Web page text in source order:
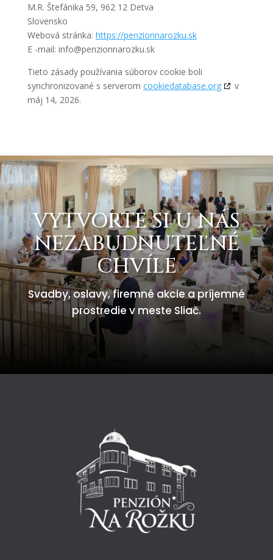
M.R. Štefánika 59, 962 12 Detva
Slovensko
Webová stránka: https://penzionnarozku.sk
E -mail: info@penzionnarozku.sk
Tieto zásady používania súborov cookie boli
synchronizované s serverom cookiedatabase.org
v
máj 14, 2026.
VYTVORTE SIUNÁS
NEZABUDNUTEĽNÉ
CHVÍLE
Svadby,oslavy,firemnéakcie apríjemné
prostredie v meste Sliač.